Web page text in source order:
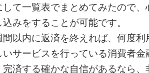
て一覧表でまとめてみたので
みをすることが可能です。
以内に返済を終えれば、何度
サービスを行っている消費者
済する確かな自信があるなら、